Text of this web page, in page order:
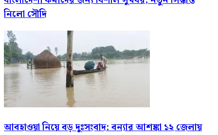
নিলো সৌদি
আবহাওয়া নিয়ে বড় দুঃসংবাদ: বন্যার আশঙ্কা ১২ জেলায়